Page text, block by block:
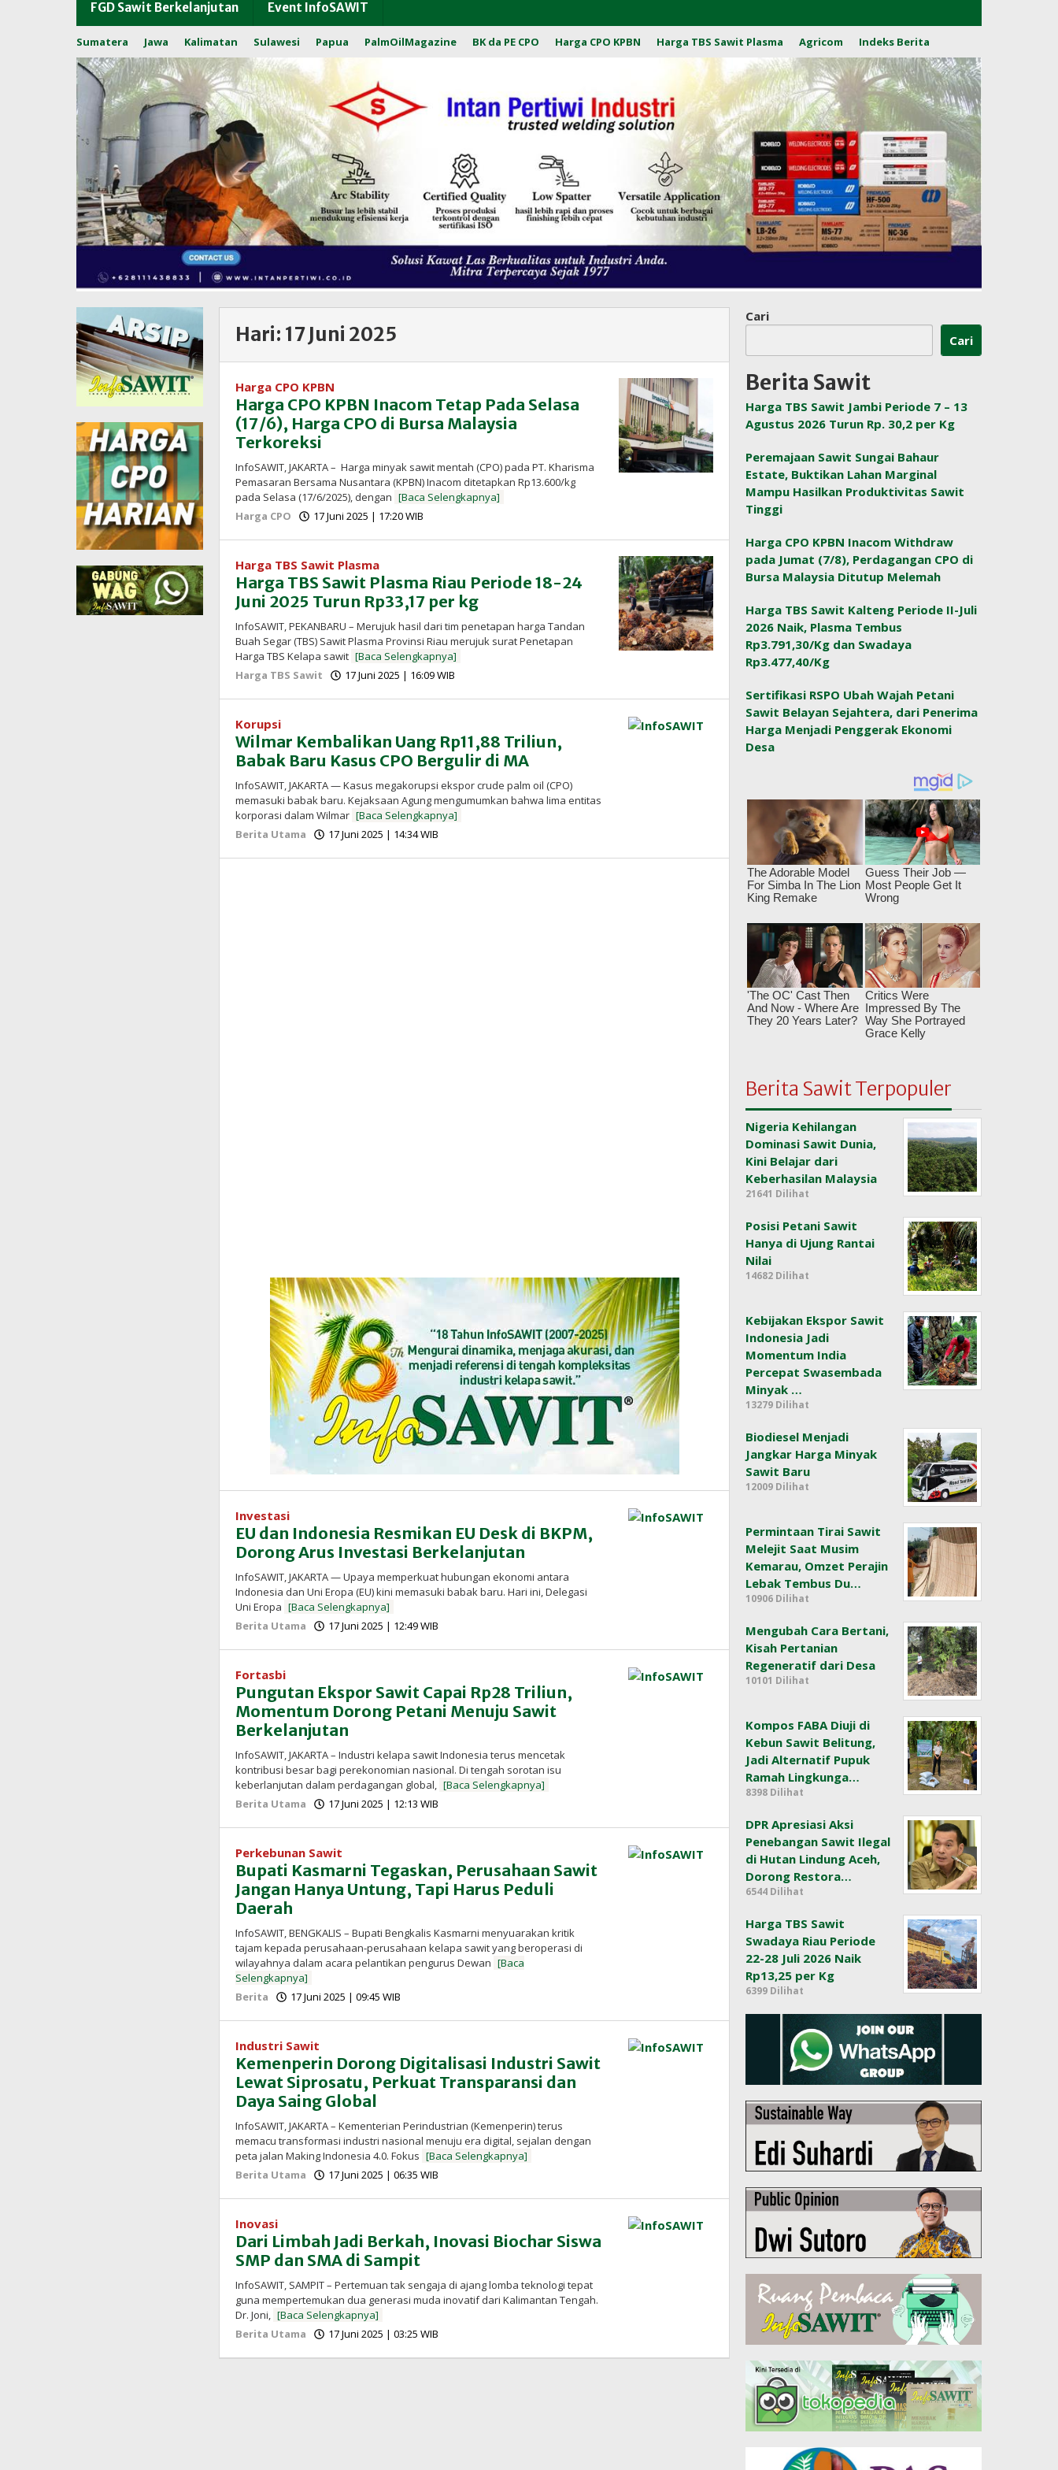
FGD Sawit Berkelanjutan Event InfoSAWIT
Sumatera Jawa Kalimatan Sulawesi Papua PalmOilMagazine BK da PE CPO Harga CPO KPBN Harga TBS Sawit Plasma Agricom Indeks Berita
Hari: 17 Juni 2025
Harga CPO KPBN
Harga CPO KPBN Inacom Tetap Pada Selasa
(17/6), Harga CPO di Bursa Malaysia
Terkoreksi
InfoSAWIT, JAKARTA – Harga minyak sawit mentah (CPO) pada PT. Kharisma
Pemasaran Bersama Nusantara (KPBN) Inacom ditetapkan Rp13.600/kg
pada Selasa (17/6/2025), dengan [Baca Selengkapnya]
Harga CPO
17 Juni 2025 | 17:20 WIB
InfoSAWIT
Harga TBS Sawit Plasma
Harga TBS Sawit Plasma Riau Periode 18-24
Juni 2025 Turun Rp33,17 per kg
InfoSAWIT, PEKANBARU – Merujuk hasil dari tim penetapan harga Tandan
Buah Segar (TBS) Sawit Plasma Provinsi Riau merujuk surat Penetapan
Harga TBS Kelapa sawit [Baca Selengkapnya]
Harga TBS Sawit
17 Juni 2025 | 16:09 WIB
InfoSAWIT
Korupsi
Wilmar Kembalikan Uang Rp11,88 Triliun,
Babak Baru Kasus CPO Bergulir di MA
InfoSAWIT, JAKARTA — Kasus megakorupsi ekspor crude palm oil (CPO)
memasuki babak baru. Kejaksaan Agung mengumumkan bahwa lima entitas
korporasi dalam Wilmar [Baca Selengkapnya]
Berita Utama
17 Juni 2025 | 14:34 WIB
InfoSAWIT
Investasi
EU dan Indonesia Resmikan EU Desk di BKPM,
Dorong Arus Investasi Berkelanjutan
InfoSAWIT, JAKARTA — Upaya memperkuat hubungan ekonomi antara
Indonesia dan Uni Eropa (EU) kini memasuki babak baru. Hari ini, Delegasi
Uni Eropa [Baca Selengkapnya]
Berita Utama
17 Juni 2025 | 12:49 WIB
InfoSAWIT
Fortasbi
Pungutan Ekspor Sawit Capai Rp28 Triliun,
Momentum Dorong Petani Menuju Sawit
Berkelanjutan
InfoSAWIT, JAKARTA – Industri kelapa sawit Indonesia terus mencetak
kontribusi besar bagi perekonomian nasional. Di tengah sorotan isu
keberlanjutan dalam perdagangan global, [Baca Selengkapnya]
Berita Utama
17 Juni 2025 | 12:13 WIB
InfoSAWIT
Perkebunan Sawit
Bupati Kasmarni Tegaskan, Perusahaan Sawit
Jangan Hanya Untung, Tapi Harus Peduli
Daerah
InfoSAWIT, BENGKALIS – Bupati Bengkalis Kasmarni menyuarakan kritik
tajam kepada perusahaan-perusahaan kelapa sawit yang beroperasi di
wilayahnya dalam acara pelantikan pengurus Dewan [Baca
Selengkapnya]
Berita
17 Juni 2025 | 09:45 WIB
InfoSAWIT
Industri Sawit
Kemenperin Dorong Digitalisasi Industri Sawit
Lewat Siprosatu, Perkuat Transparansi dan
Daya Saing Global
InfoSAWIT, JAKARTA – Kementerian Perindustrian (Kemenperin) terus
memacu transformasi industri nasional menuju era digital, sejalan dengan
peta jalan Making Indonesia 4.0. Fokus [Baca Selengkapnya]
Berita Utama
17 Juni 2025 | 06:35 WIB
InfoSAWIT
Inovasi
Dari Limbah Jadi Berkah, Inovasi Biochar Siswa
SMP dan SMA di Sampit
InfoSAWIT, SAMPIT – Pertemuan tak sengaja di ajang lomba teknologi tepat
guna mempertemukan dua generasi muda inovatif dari Kalimantan Tengah.
Dr. Joni, [Baca Selengkapnya]
Berita Utama
17 Juni 2025 | 03:25 WIB
InfoSAWIT
Cari
Cari
Berita Sawit
Harga TBS Sawit Jambi Periode 7 – 13
Agustus 2026 Turun Rp. 30,2 per Kg
Peremajaan Sawit Sungai Bahaur
Estate, Buktikan Lahan Marginal
Mampu Hasilkan Produktivitas Sawit
Tinggi
Harga CPO KPBN Inacom Withdraw
pada Jumat (7/8), Perdagangan CPO di
Bursa Malaysia Ditutup Melemah
Harga TBS Sawit Kalteng Periode II-Juli
2026 Naik, Plasma Tembus
Rp3.791,30/Kg dan Swadaya
Rp3.477,40/Kg
Sertifikasi RSPO Ubah Wajah Petani
Sawit Belayan Sejahtera, dari Penerima
Harga Menjadi Penggerak Ekonomi
Desa
Berita Sawit Terpopuler
Nigeria Kehilangan
Dominasi Sawit Dunia,
Kini Belajar dari
Keberhasilan Malaysia
21641 Dilihat
Posisi Petani Sawit
Hanya di Ujung Rantai
Nilai
14682 Dilihat
Kebijakan Ekspor Sawit
Indonesia Jadi
Momentum India
Percepat Swasembada
Minyak …
13279 Dilihat
Biodiesel Menjadi
Jangkar Harga Minyak
Sawit Baru
12009 Dilihat
Permintaan Tirai Sawit
Melejit Saat Musim
Kemarau, Omzet Perajin
Lebak Tembus Du…
10906 Dilihat
Mengubah Cara Bertani,
Kisah Pertanian
Regeneratif dari Desa
10101 Dilihat
Kompos FABA Diuji di
Kebun Sawit Belitung,
Jadi Alternatif Pupuk
Ramah Lingkunga…
8398 Dilihat
DPR Apresiasi Aksi
Penebangan Sawit Ilegal
di Hutan Lindung Aceh,
Dorong Restora…
6544 Dilihat
Harga TBS Sawit
Swadaya Riau Periode
22-28 Juli 2026 Naik
Rp13,25 per Kg
6399 Dilihat